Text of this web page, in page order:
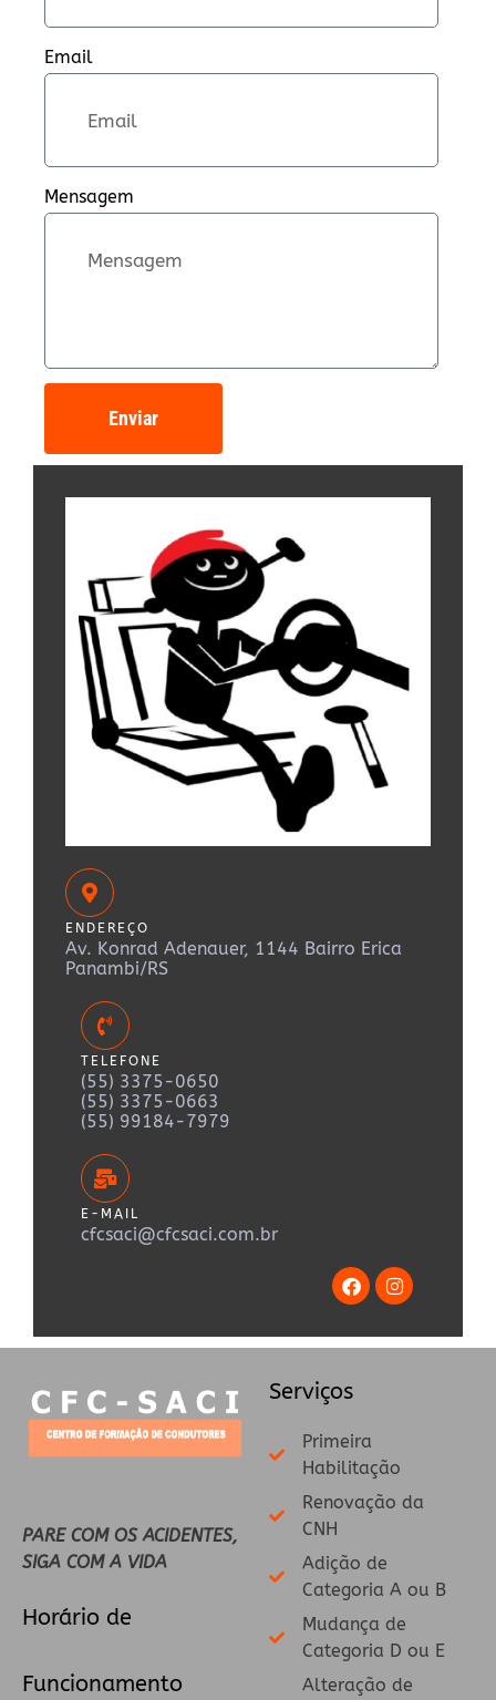
Email
Mensagem
Enviar
ENDEREÇO
Av. Konrad Adenauer, 1144 Bairro Erica
Panambi/RS
TELEFONE
(55) 3375-0650
(55) 3375-0663
(55) 99184-7979
E-MAIL
cfcsaci@cfcsaci.com.br
PARE COM OS ACIDENTES,
SIGA COM A VIDA
Horário de
Funcionamento
Serviços
Primeira
Habilitação
Renovação da
CNH
Adição de
Categoria A ou B
Mudança de
Categoria D ou E
Alteração de